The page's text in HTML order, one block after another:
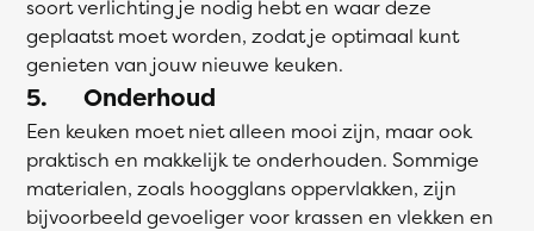
soort verlichting je nodig hebt en waar deze
geplaatst moet worden, zodat je optimaal kunt
genieten van jouw nieuwe keuken.
5. Onderhoud
Een keuken moet niet alleen mooi zijn, maar ook
praktisch en makkelijk te onderhouden. Sommige
materialen, zoals hoogglans oppervlakken, zijn
bijvoorbeeld gevoeliger voor krassen en vlekken en